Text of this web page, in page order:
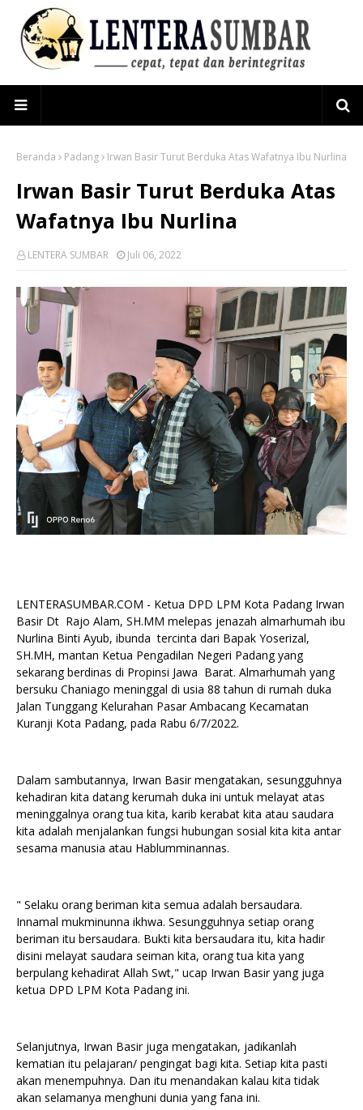
Beranda Padang Irwan Basir Turut Berduka Atas Wafatnya Ibu Nurlina
Irwan Basir Turut Berduka Atas
Wafatnya Ibu Nurlina
LENTERA SUMBAR Juli 06, 2022
LENTERASUMBAR.COM - Ketua DPD LPM Kota Padang Irwan
Basir Dt Rajo Alam, SH.MM melepas jenazah almarhumah ibu
Nurlina Binti Ayub, ibunda tercinta dari Bapak Yoserizal,
SH.MH, mantan Ketua Pengadilan Negeri Padang yang
sekarang berdinas di Propinsi Jawa Barat. Almarhumah yang
bersuku Chaniago meninggal di usia 88 tahun di rumah duka
Jalan Tunggang Kelurahan Pasar Ambacang Kecamatan
Kuranji Kota Padang, pada Rabu 6/7/2022.
Dalam sambutannya, Irwan Basir mengatakan, sesungguhnya
kehadiran kita datang kerumah duka ini untuk melayat atas
meninggalnya orang tua kita, karib kerabat kita atau saudara
kita adalah menjalankan fungsi hubungan sosial kita kita antar
sesama manusia atau Hablumminannas.
" Selaku orang beriman kita semua adalah bersaudara.
Innamal mukminunna ikhwa. Sesungguhnya setiap orang
beriman itu bersaudara. Bukti kita bersaudara itu, kita hadir
disini melayat saudara seiman kita, orang tua kita yang
berpulang kehadirat Allah Swt," ucap Irwan Basir yang juga
ketua DPD LPM Kota Padang ini.
Selanjutnya, Irwan Basir juga mengatakan, jadikanlah
kematian itu pelajaran/ pengingat bagi kita. Setiap kita pasti
akan menempuhnya. Dan itu menandakan kalau kita tidak
akan selamanya menghuni dunia yang fana ini.